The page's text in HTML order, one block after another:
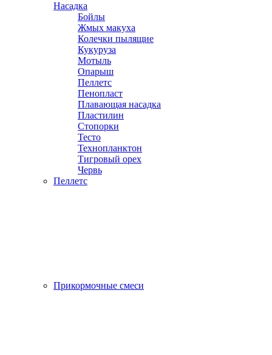
Насадка
Бойлы
Жмых макуха
Колечки пылящие
Кукуруза
Мотыль
Опарыш
Пеллетс
Пенопласт
Плавающая насадка
Пластилин
Стопорки
Тесто
Технопланктон
Тигровый орех
Червь
Пеллетс
Прикормочные смеси